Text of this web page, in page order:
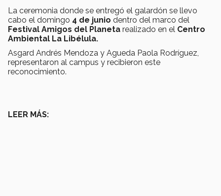
La ceremonia donde se entregó el galardón se llevo
cabo el domingo 4 de junio dentro del marco del
Festival Amigos del Planeta realizado en el Centro
Ambiental La Libélula.
Asgard Andrés Mendoza y Agueda Paola Rodríguez,
representaron al campus y recibieron este
reconocimiento.
LEER MÁS: